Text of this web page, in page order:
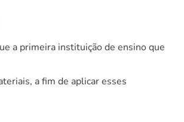
a primeira instituição de ensino que
a fim de aplicar esses